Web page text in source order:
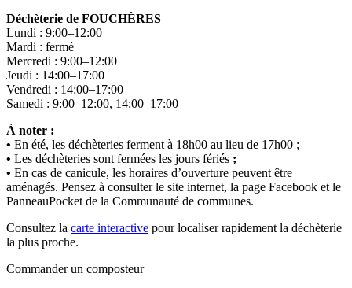
Déchèterie de FOUCHÈRES
Lundi : 9:00–12:00
Mardi : fermé
Mercredi : 9:00–12:00
Jeudi : 14:00–17:00
Vendredi : 14:00–17:00
Samedi : 9:00–12:00, 14:00–17:00
À noter :
• En été, les déchèteries ferment à 18h00 au lieu de 17h00 ;
• Les déchèteries sont fermées les jours fériés ;
• En cas de canicule, les horaires d’ouverture peuvent être
aménagés. Pensez à consulter le site internet, la page Facebook et le
PanneauPocket de la Communauté de communes.
Consultez la carte interactive pour localiser rapidement la déchèterie
la plus proche.
Commander un composteur